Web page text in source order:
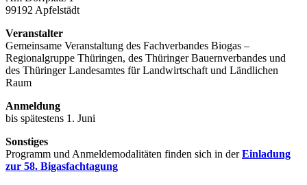
99192 Apfelstädt
Veranstalter
Gemeinsame Veranstaltung des Fachverbandes Biogas –
Regionalgruppe Thüringen, des Thüringer Bauernverbandes und
des Thüringer Landesamtes für Landwirtschaft und Ländlichen
Raum
Anmeldung
bis spätestens 1. Juni
Sonstiges
Programm und Anmeldemodalitäten finden sich in derEinladung
zur 58. Bigasfachtagung